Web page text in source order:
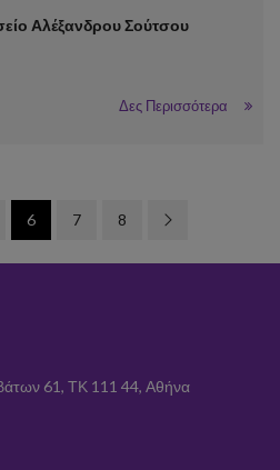
Αλέξανδρου Σούτσου
Δες Περισσότερα
6 7 8
61, ΤΚ 111 44, Αθήνα